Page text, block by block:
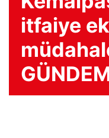
itfaiye